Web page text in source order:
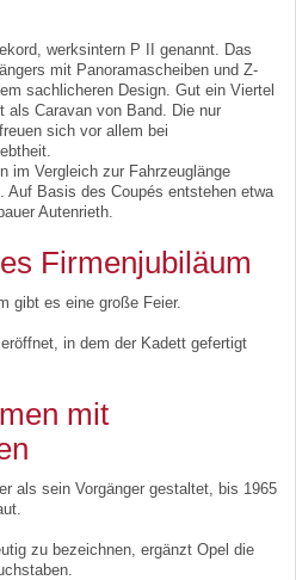
werksintern P II genannt. Das
mit Panoramascheiben und Z-
sachlicheren Design. Gut ein Viertel
als Caravan von Band. Die nur
sich vor allem bei
im Vergleich zur Fahrzeuglänge
Auf Basis des Coupés entstehen etwa
Autenrieth.
Firmenjubiläum
gibt es eine große Feier.
in dem der Kadett gefertigt
mit
als sein Vorgänger gestaltet, bis 1965
zu bezeichnen, ergänzt Opel die